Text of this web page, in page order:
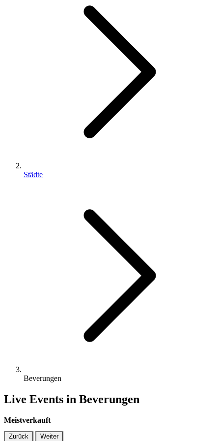
Städte
Beverungen
Live Events in Beverungen
Meistverkauft
Zurück Weiter